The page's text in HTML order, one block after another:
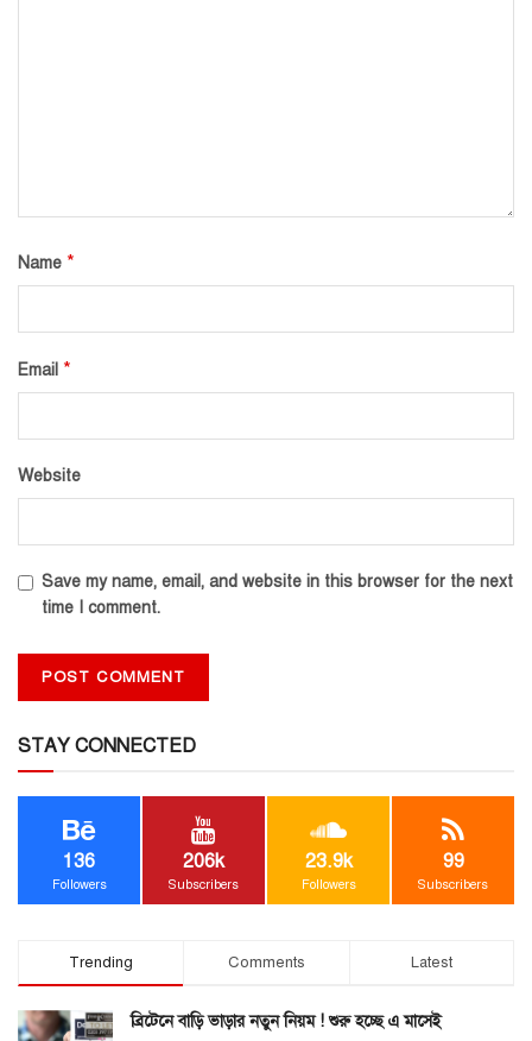
Name *
Email *
Website
Save my name, email, and website in this browser for the next
time I comment.
STAY CONNECTED
136
Followers
206k
Subscribers
23.9k
Followers
99
Subscribers
Trending Comments Latest
ব্রিটেনে বাড়ি ভাড়ার নতুন নিয়ম ! শুরু হচ্ছে এ মাসেই